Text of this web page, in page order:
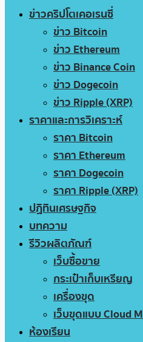
ข่าวคริปโตเคอเรนซี่
ข่าว Bitcoin
ข่าว Ethereum
ข่าว Binance Coin
ข่าว Dogecoin
ข่าว Ripple (XRP)
ราคาและการวิเคราะห์
ราคา Bitcoin
ราคา Ethereum
ราคา Dogecoin
ราคา Ripple (XRP)
ปฏิทินเศรษฐกิจ
บทความ
รีวิวผลิตภัณฑ์
เว็บซื้อขาย
กระเป๋าเก็บเหรียญ
เครื่องขุด
เว็บขุดแบบ Cloud
ห้องเรียน